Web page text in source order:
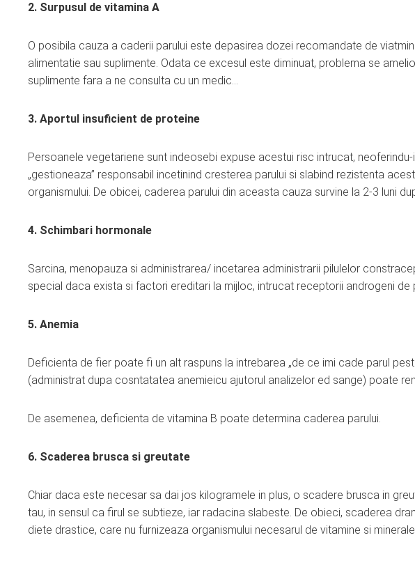
2. Surpusul de vitamina A
O posibila cauza a caderii parului este depasirea dozei recomandate de
alimentatie sau suplimente. Odata ce excesul este diminuat, problema se
suplimente fara a ne consulta cu un medic…
3. Aportul insuficient de proteine
Persoanele vegetariene sunt indeosebi expuse acestui risc intrucat,
„gestioneaza” responsabil incetinind cresterea parului si slabind rezistenta
organismului. De obicei, caderea parului din aceasta cauza survine la 2-3 luni
4. Schimbari hormonale
Sarcina, menopauza si administrarea/ incetarea administrarii pilulelor
special daca exista si factori ereditari la mijloc, intrucat receptorii androgeni
5. Anemia
Deficienta de fier poate fi un alt raspuns la intrebarea „de ce imi cade parul
(administrat dupa cosntatatea anemieicu ajutorul analizelor ed sange) poate
De asemenea, deficienta de vitamina B poate determina caderea parului.
6. Scaderea brusca si greutate
Chiar daca este necesar sa dai jos kilogramele in plus, o scadere brusca in
tau, in sensul ca firul se subtieze, iar radacina slabeste. De obieci, scaderea
diete drastice, care nu furnizeaza organismului necesarul de vitamine si